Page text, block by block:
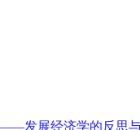
发展经济学的反思